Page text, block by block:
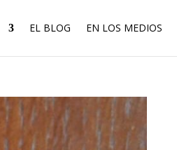
EL BLOG EN LOS MEDIOS